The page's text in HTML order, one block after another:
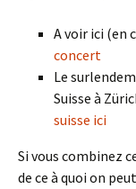
A voir ici (en
concert
Le
Suisse à
suisse ici
Si vous combinez
de ce à quoi on